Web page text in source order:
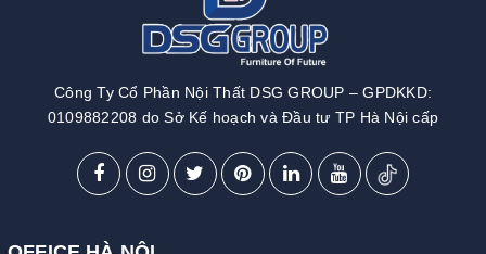
Công Ty Cổ Phần Nội Thất DSG GROUP – GPDKKD:
0109882208 do Sở Kế hoạch và Đầu tư TP Hà Nội cấp